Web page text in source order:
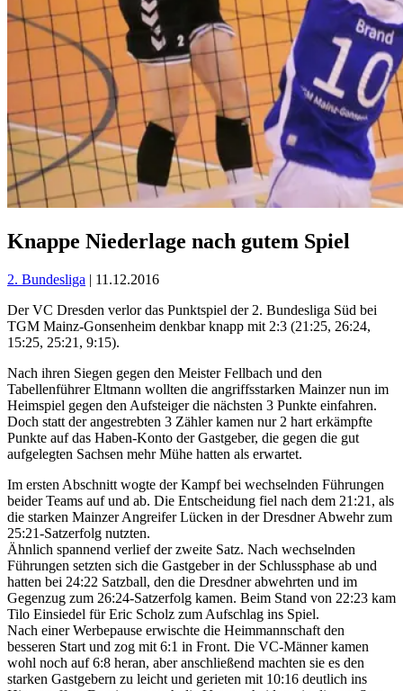
Knappe Niederlage nach gutem Spiel
2. Bundesliga | 11.12.2016
Der VC Dresden verlor das Punktspiel der 2. Bundesliga Süd bei
TGM Mainz-Gonsenheim denkbar knapp mit 2:3 (21:25, 26:24,
15:25, 25:21, 9:15).
Nach ihren Siegen gegen den Meister Fellbach und den
Tabellenführer Eltmann wollten die angriffsstarken Mainzer nun im
Heimspiel gegen den Aufsteiger die nächsten 3 Punkte einfahren.
Doch statt der angestrebten 3 Zähler kamen nur 2 hart erkämpfte
Punkte auf das Haben-Konto der Gastgeber, die gegen die gut
aufgelegten Sachsen mehr Mühe hatten als erwartet.
Im ersten Abschnitt wogte der Kampf bei wechselnden Führungen
beider Teams auf und ab. Die Entscheidung fiel nach dem 21:21, als
die starken Mainzer Angreifer Lücken in der Dresdner Abwehr zum
25:21-Satzerfolg nutzten.
Ähnlich spannend verlief der zweite Satz. Nach wechselnden
Führungen setzten sich die Gastgeber in der Schlussphase ab und
hatten bei 24:22 Satzball, den die Dresdner abwehrten und im
Gegenzug zum 26:24-Satzerfolg kamen. Beim Stand von 22:23 kam
Tilo Einsiedel für Eric Scholz zum Aufschlag ins Spiel.
Nach einer Werbepause erwischte die Heimmannschaft den
besseren Start und zog mit 6:1 in Front. Die VC-Männer kamen
wohl noch auf 6:8 heran, aber anschließend machten sie es den
starken Gastgebern zu leicht und gerieten mit 10:16 deutlich ins